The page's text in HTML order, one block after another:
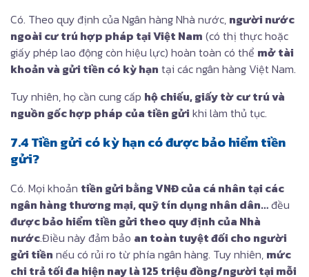
Có. Theo quy định của Ngân hàng Nhà nước, người nước
ngoài cư trú hợp pháp tại Việt Nam (có thị thực hoặc
giấy phép lao động còn hiệu lực) hoàn toàn có thể mở tài
khoản và gửi tiền có kỳ hạn tại các ngân hàng Việt Nam.
Tuy nhiên, họ cần cung cấp hộ chiếu, giấy tờ cư trú và
nguồn gốc hợp pháp của tiền gửi khi làm thủ tục.
7.4 Tiền gửi có kỳ hạn có được bảo hiểm tiền
gửi?
Có. Mọi khoản tiền gửi bằng VNĐ của cá nhân tại các
ngân hàng thương mại, quỹ tín dụng nhân dân…đều
được bảo hiểm tiền gửi theo quy định của Nhà
nước.Điều này đảm bảo an toàn tuyệt đối cho người
gửi tiền nếu có rủi ro từ phía ngân hàng. Tuy nhiên, mức
chi trả tối đa hiện nay là 125 triệu đồng/người tại mỗi